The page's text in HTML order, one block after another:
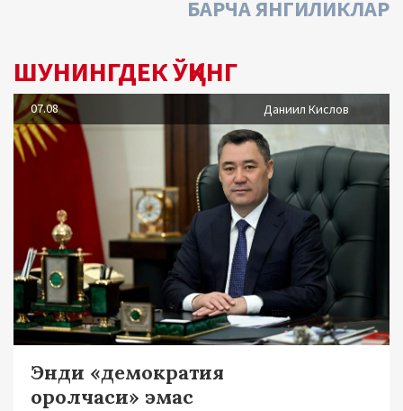
БАРЧА ЯНГИЛИКЛАР
ШУНИНГДЕК ЎҚИНГ
07.08 Даниил Кислов
Энди «демократия
оролчаси» эмас